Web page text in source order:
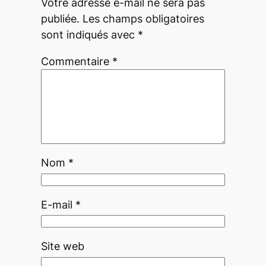
Votre adresse e-mail ne sera pas
publiée. Les champs obligatoires
sont indiqués avec *
Commentaire *
Nom *
E-mail *
Site web